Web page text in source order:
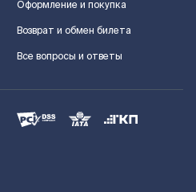
Оформление и покупка
Возврат и обмен билета
Все вопросы и ответы